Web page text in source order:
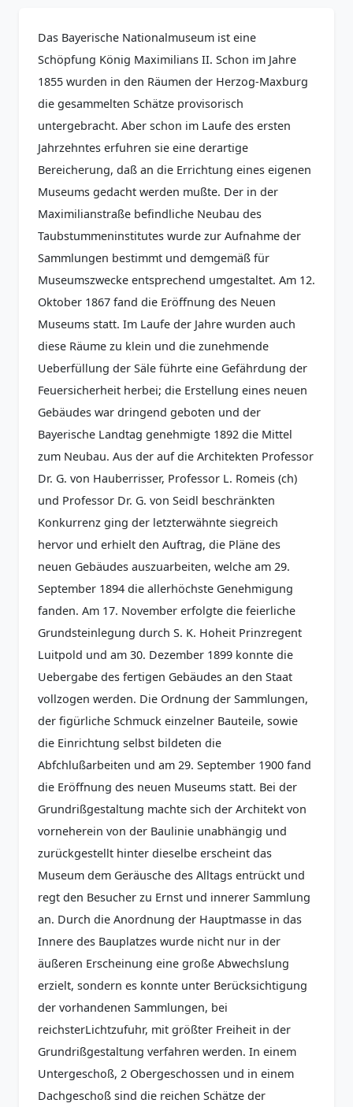
Das Bayerische Nationalmuseum ist eine
Schöpfung König Maximilians II. Schon im Jahre
1855 wurden in den Räumen der Herzog-Maxburg
die gesammelten Schätze provisorisch
untergebracht. Aber schon im Laufe des ersten
Jahrzehntes erfuhren sie eine derartige
Bereicherung, daß an die Errichtung eines eigenen
Museums gedacht werden mußte. Der in der
Maximilianstraße befindliche Neubau des
Taubstummeninstitutes wurde zur Aufnahme der
Sammlungen bestimmt und demgemäß für
Museumszwecke entsprechend umgestaltet. Am 12.
Oktober 1867 fand die Eröffnung des Neuen
Museums statt. Im Laufe der Jahre wurden auch
diese Räume zu klein und die zunehmende
Ueberfüllung der Säle führte eine Gefährdung der
Feuersicherheit herbei; die Erstellung eines neuen
Gebäudes war dringend geboten und der
Bayerische Landtag genehmigte 1892 die Mittel
zum Neubau. Aus der auf die Architekten Professor
Dr. G. von Hauberrisser, Professor L. Romeis (ch)
und Professor Dr. G. von Seidl beschränkten
Konkurrenz ging der letzterwähnte siegreich
hervor und erhielt den Auftrag, die Pläne des
neuen Gebäudes auszuarbeiten, welche am 29.
September 1894 die allerhöchste Genehmigung
fanden. Am 17. November erfolgte die feierliche
Grundsteinlegung durch S. K. Hoheit Prinzregent
Luitpold und am 30. Dezember 1899 konnte die
Uebergabe des fertigen Gebäudes an den Staat
vollzogen werden. Die Ordnung der Sammlungen,
der figürliche Schmuck einzelner Bauteile, sowie
die Einrichtung selbst bildeten die
Abfchlußarbeiten und am 29. September 1900 fand
die Eröffnung des neuen Museums statt. Bei der
Grundrißgestaltung machte sich der Architekt von
vorneherein von der Baulinie unabhängig und
zurückgestellt hinter dieselbe erscheint das
Museum dem Geräusche des Alltags entrückt und
regt den Besucher zu Ernst und innerer Sammlung
an. Durch die Anordnung der Hauptmasse in das
Innere des Bauplatzes wurde nicht nur in der
äußeren Erscheinung eine große Abwechslung
erzielt, sondern es konnte unter Berücksichtigung
der vorhandenen Sammlungen, bei
reichsterLichtzufuhr, mit größter Freiheit in der
Grundrißgestaltung verfahren werden. In einem
Untergeschoß, 2 Obergeschossen und in einem
Dachgeschoß sind die reichen Schätze der